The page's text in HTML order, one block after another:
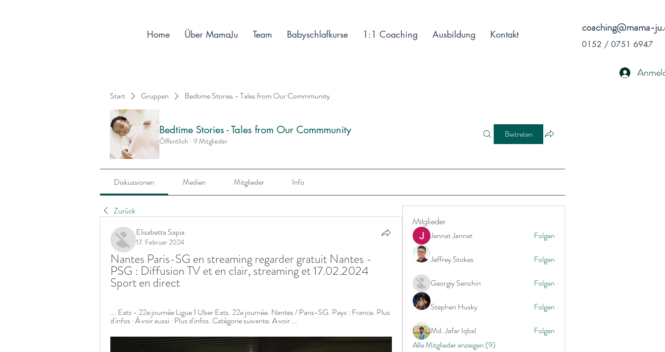
coaching@mama-
0152 / 0751 6947
Start Gruppen Bedtime Stories - Tales from Our Commmunity
Bedtime Stories - Tales from Our Commmunity
Öffentlich · 9 Mitglieder
Beitreten
Diskussionen Medien Mitglieder Info
Zurück
Elisabetta Sapia
17. Februar 2024
Nantes Paris-SG en streaming regarder gratuit Nantes -
PSG : Diffusion TV et en clair, streaming et 17.02.2024
Sport en direct
... Eats - 22e journée Ligue 1 Uber Eats. 22e journée. Nantes / Paris-SG. Pays : France. Plus
d'infos · À voir aussi · Plus d'infos. Catégorie suivante. A voir ...
Mitglieder
Jannat Jannat Folgen
Jeffrey Stokes Folgen
Georgiy Senchin Folgen
Stephen Husky Folgen
Md. Jafar Iqbal
Folgen
Alle Mitglieder anzeigen (9)
Home Über MamaJu Team Babyschlafkurse 1:1 Coaching Ausbildung Kontakt